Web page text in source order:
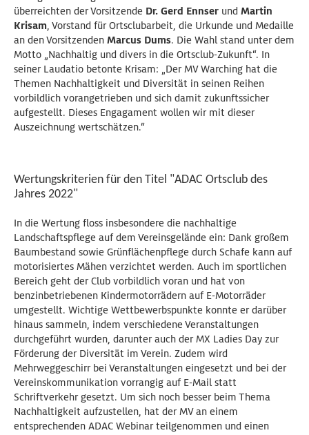
überreichten der Vorsitzende Dr. Gerd Ennser und Martin
Krisam, Vorstand für Ortsclubarbeit, die Urkunde und Medaille
an den Vorsitzenden Marcus Dums. Die Wahl stand unter dem
Motto „Nachhaltig und divers in die Ortsclub-Zukunft“. In
seiner Laudatio betonte Krisam: „Der MV Warching hat die
Themen Nachhaltigkeit und Diversität in seinen Reihen
vorbildlich vorangetrieben und sich damit zukunftssicher
aufgestellt. Dieses Engagament wollen wir mit dieser
Auszeichnung wertschätzen.“
Wertungskriterien für den Titel "ADAC Ortsclub des
Jahres 2022"
In die Wertung floss insbesondere die nachhaltige
Landschaftspflege auf dem Vereinsgelände ein: Dank großem
Baumbestand sowie Grünflächenpflege durch Schafe kann auf
motorisiertes Mähen verzichtet werden. Auch im sportlichen
Bereich geht der Club vorbildlich voran und hat von
benzinbetriebenen Kindermotorrädern auf E-Motorräder
umgestellt. Wichtige Wettbewerbspunkte konnte er darüber
hinaus sammeln, indem verschiedene Veranstaltungen
durchgeführt wurden, darunter auch der MX Ladies Day zur
Förderung der Diversität im Verein. Zudem wird
Mehrweggeschirr bei Veranstaltungen eingesetzt und bei der
Vereinskommunikation vorrangig auf E-Mail statt
Schriftverkehr gesetzt. Um sich noch besser beim Thema
Nachhaltigkeit aufzustellen, hat der MV an einem
entsprechenden ADAC Webinar teilgenommen und einen